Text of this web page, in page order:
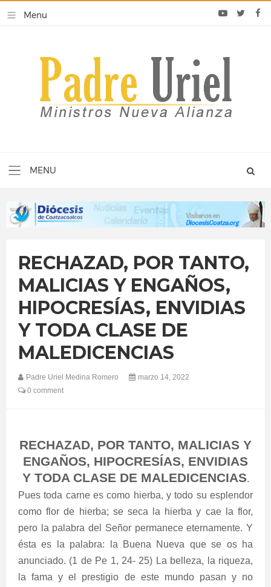
RECHAZAD, POR TANTO,
MALICIAS Y ENGAÑOS,
HIPOCRESÍAS, ENVIDIAS
Y TODA CLASE DE
MALEDICENCIAS
Padre Uriel Medina Romero
marzo 14, 2022
0 comment
RECHAZAD, POR TANTO, MALICIAS Y
ENGAÑOS, HIPOCRESÍAS, ENVIDIAS
Y TODA CLASE DE MALEDICENCIAS.
Pues toda carne es como hierba, y todo su esplendor
como flor de hierba; se seca la hierba y cae la flor,
pero la palabra del Señor permanece eternamente. Y
ésta es la palabra: la Buena Nueva que se os ha
anunciado. (1 de Pe 1, 24- 25) La belleza, la riqueza,
la fama y el prestigio de este mundo pasan y no